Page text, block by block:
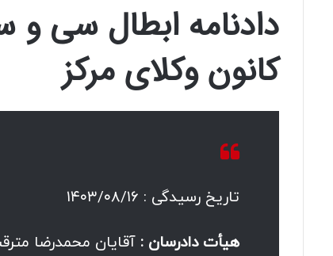
دادنامه ابطال سی و
کانون وکلای مرکز
تاریخ رسیدگی : ۱۴۰۳/۰۸/۱۶
هیأت دادرسان : آقایان محمدرضا